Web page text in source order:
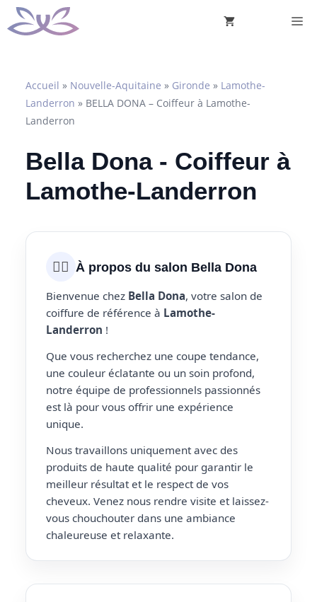
Aller
au
Accueil » Nouvelle-Aquitaine » Gironde » Lamothe-
Landerron » BELLA DONA – Coiffeur à Lamothe-
Landerron
Bella Dona - Coiffeur à
Lamothe-Landerron
💇‍♀️ À propos du salon Bella Dona
Bienvenue chez Bella Dona, votre salon de
coiffure de référence à Lamothe-
Landerron !
Que vous recherchez une coupe tendance,
une couleur éclatante ou un soin profond,
notre équipe de professionnels passionnés
est là pour vous offrir une expérience
unique.
Nous travaillons uniquement avec des
produits de haute qualité pour garantir le
meilleur résultat et le respect de vos
cheveux. Venez nous rendre visite et laissez-
vous chouchouter dans une ambiance
chaleureuse et relaxante.